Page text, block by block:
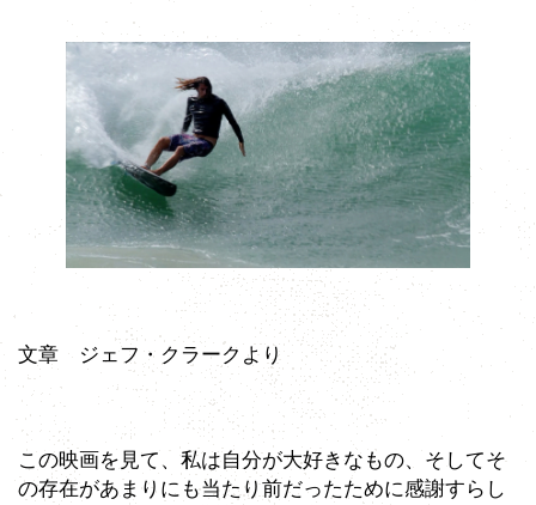
文章 ジェフ・クラークより
この映画を見て、私は自分が大好きなもの、そしてそ
の存在があまりにも当たり前だったために感謝すらし